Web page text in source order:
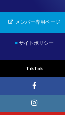
メンバー専用ページ
■サイトポリシー
TikTok